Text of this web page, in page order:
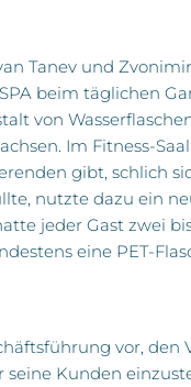
Tanev und
beim täglichen
von
Im Fitness-
gibt, schlich
nutzte dazu ein
jeder Gast zwei
eine PET-
vor, den
Kunden